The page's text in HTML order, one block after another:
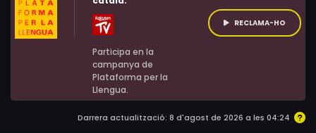
Participa en la
campanya de
Plataforma per la
Llengua.
RECLAMA-HO
Darrera actualització: 8 d'agost de 2026 a les 04:24